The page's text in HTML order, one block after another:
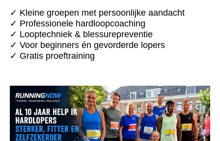
✓ Kleine groepen met persoonlijke aandacht
✓ Professionele hardloopcoaching
✓ Looptechniek & blessurepreventie
✓ Voor beginners én gevorderde lopers
✓ Gratis proeftraining